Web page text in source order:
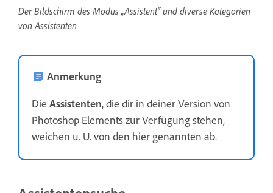
Der Bildschirm des Modus „Assistent“ und diverse Kategorien
von Assistenten
Anmerkung
Die Assistenten, die dir in deiner Version von
Photoshop Elements zur Verfügung stehen,
weichen u. U. von den hier genannten ab.